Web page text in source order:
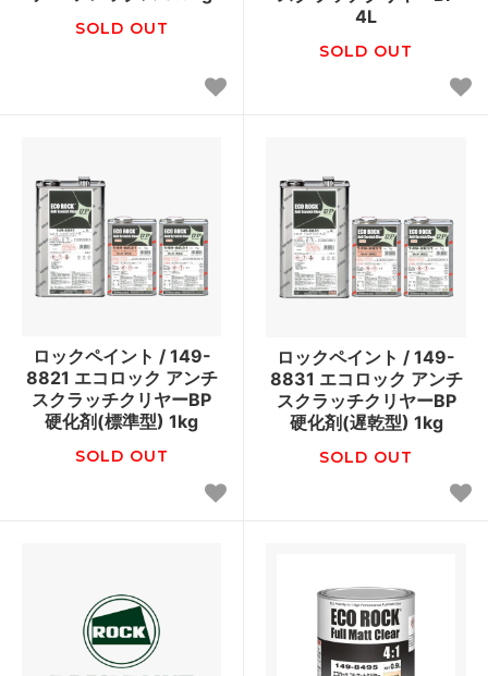
SOLD OUT
4L
SOLD OUT
ロックペイント / 149-
8821 エコロック アンチ
スクラッチクリヤーBP
硬化剤(標準型) 1kg
SOLD OUT
ロックペイント / 149-
8831 エコロック アンチ
スクラッチクリヤーBP
硬化剤(遅乾型) 1kg
SOLD OUT